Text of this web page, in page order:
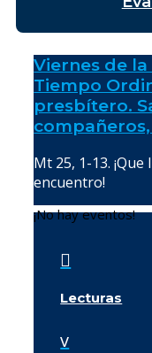
Viernes de la
Tiempo
presbítero.
Mt 25, 1-13.
encuentro!
¡No hay eventos!

Lecturas
v